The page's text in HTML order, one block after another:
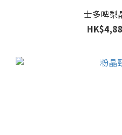
士多啤梨